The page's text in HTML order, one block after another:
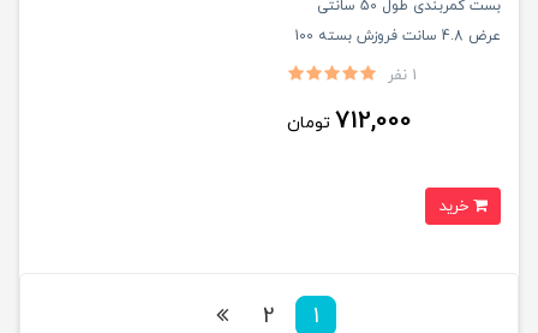
بست کمربندی طول 50 سانتی
عرض 4.8 سانت فروزش بسته 100
1 نفر
712,000 تومان
1
2